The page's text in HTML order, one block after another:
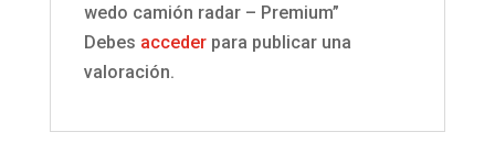
wedo camión radar – Premium”
Debes accederpara publicar una
valoración.